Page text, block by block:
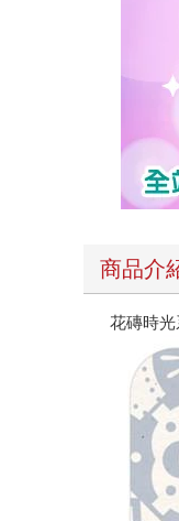
商品介
花磚時